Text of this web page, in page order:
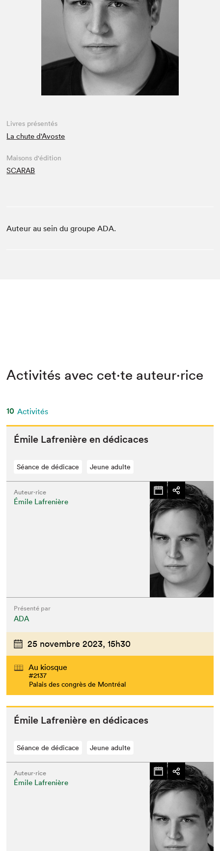
Espace médias
Livres présentés
La chute d'Avoste
Maisons d'édition
SCARAB
Auteur au sein du groupe ADA.
Activités avec cet·te auteur·rice
10 Activités
Émile Lafrenière en dédicaces
Séance de dédicace Jeune adulte
Auteur·rice
Émile Lafrenière
Présenté par
ADA
25 novembre 2023, 15h30
Au kiosque
#2137
Palais des congrès de Montréal
Émile Lafrenière en dédicaces
Séance de dédicace Jeune adulte
Auteur·rice
Émile Lafrenière